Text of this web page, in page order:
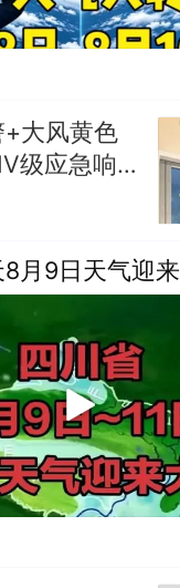
大风黄色
级应急响
月9日天气迎